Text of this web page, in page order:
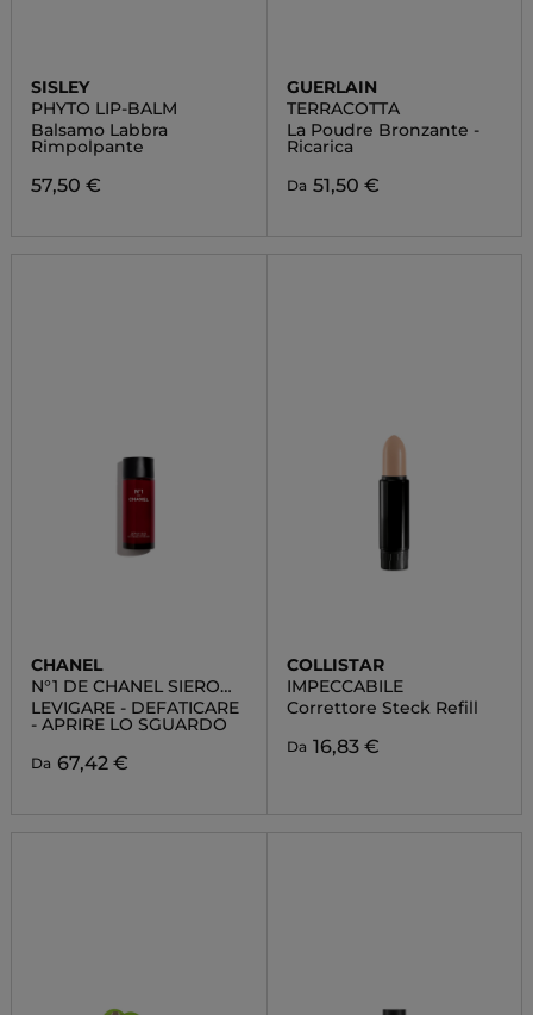
SISLEY
PHYTO LIP-BALM
Balsamo Labbra
Rimpolpante
57,50 €
GUERLAIN
TERRACOTTA
La Poudre Bronzante -
Ricarica
Da 51,50 €
CHANEL
N°1 DE CHANEL SIERO
OCCHI RIVITALIZZANTE
LEVIGARE - DEFATICARE
- APRIRE LO SGUARDO
Da 67,42 €
COLLISTAR
IMPECCABILE
Correttore Steck Refill
Da 16,83 €